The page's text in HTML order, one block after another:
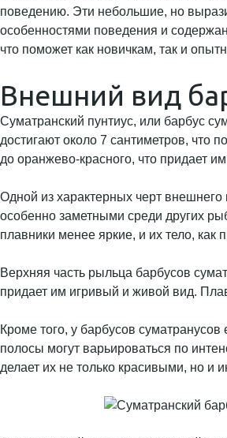
поведению. Эти небольшие, но
особенностями поведения и
что поможет как новичкам, так и
Внешний вид
Суматранский пунтиус, или барбус
достигают около 7 сантиметров, что
до оранжево-красного, что придает
Одной из характерных черт
особенно заметными среди других
плавники менее яркие, и их тело, как
Верхняя часть рыльца барбусов
придает им игривый и живой вид.
Кроме того, у барбусов
полосы могут варьироваться по
делает их не только красивыми, но и